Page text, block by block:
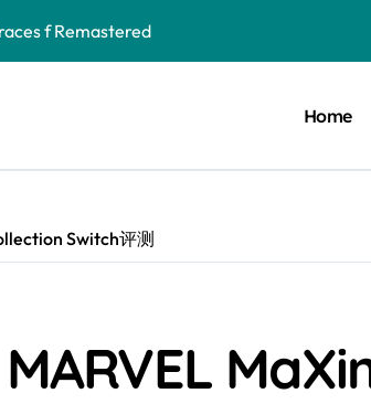
f Remastered
MAGNOLIA Bloom in the mist
Series Tennis
Wars Episode I Jedi Power Battles
Legends Untold
Home
Switch评测